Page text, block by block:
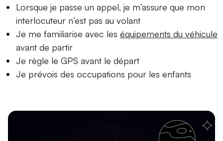
Lorsque je passe un appel, je m’assure que mon
interlocuteur n’est pas au volant
Je me familiarise avec les équipements du véhicule
avant de partir
Je règle le GPS avant le départ
Je prévois des occupations pour les enfants